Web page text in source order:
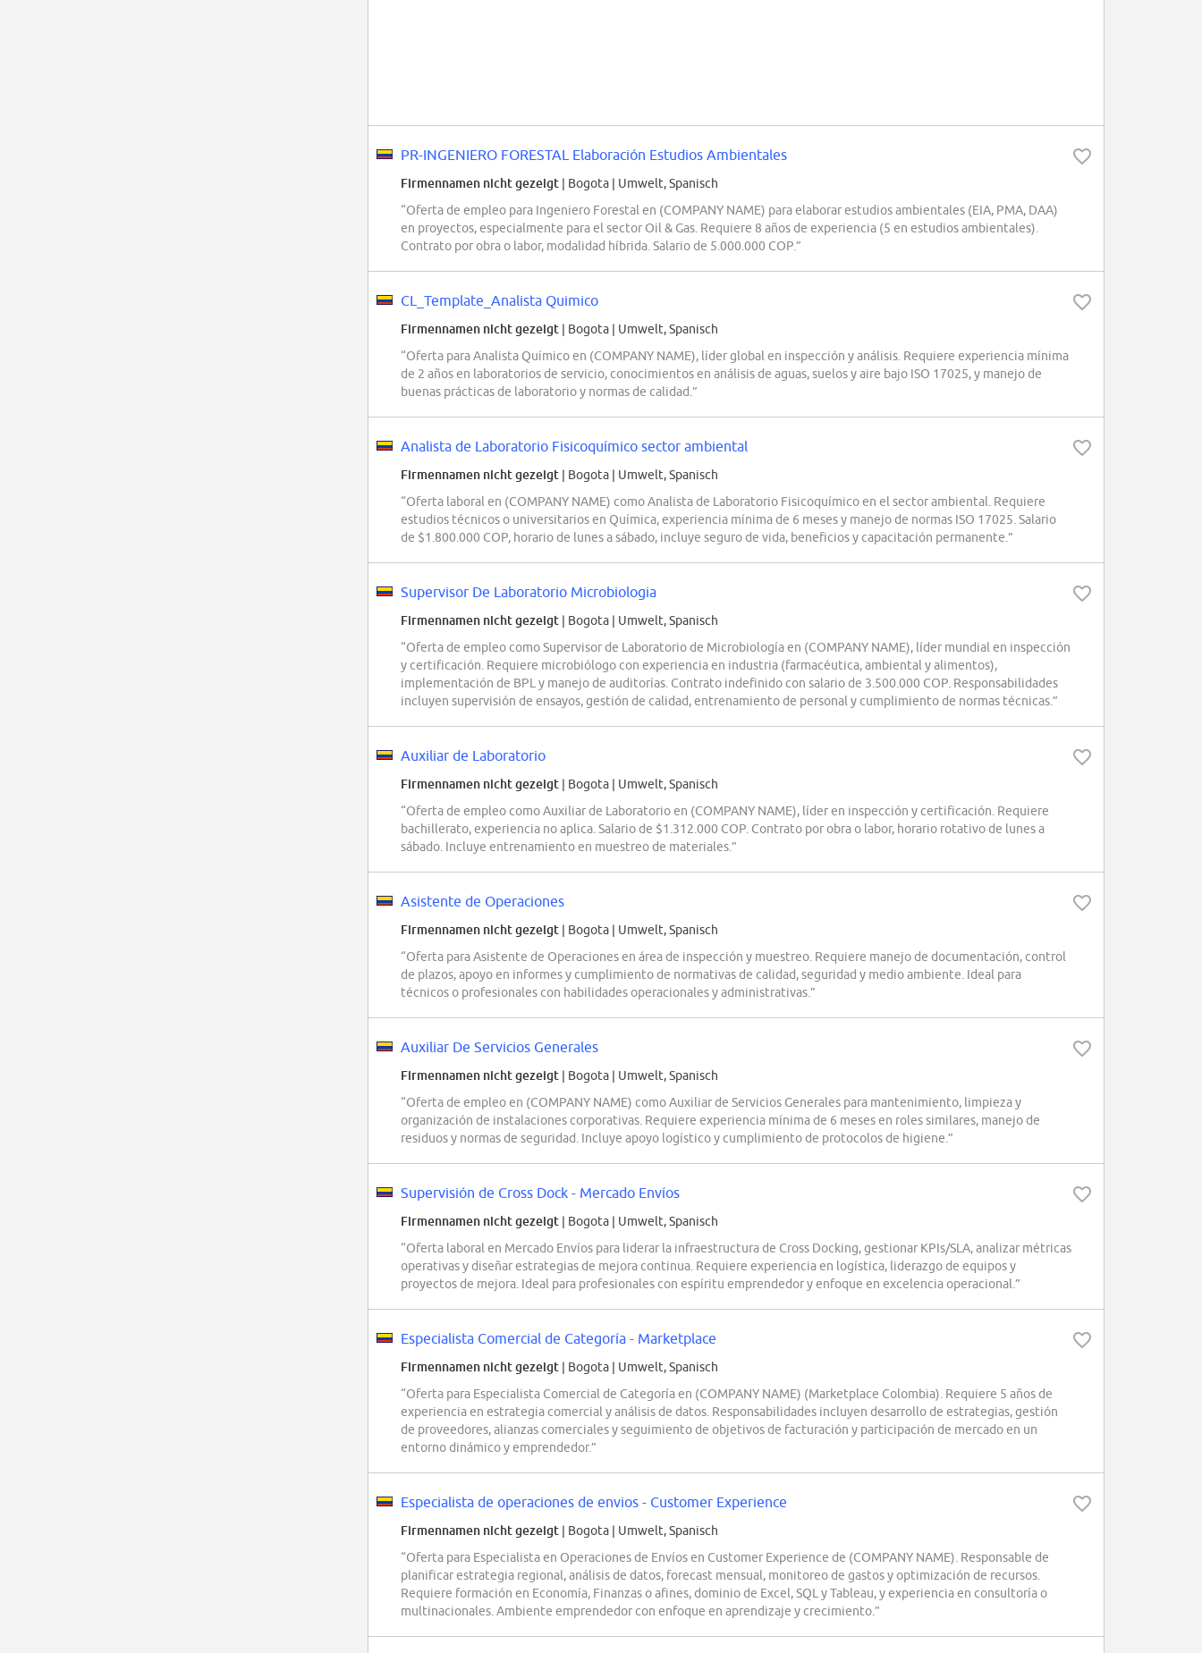
PR-INGENIERO FORESTAL Elaboración Estudios Ambientales
Firmennamen nicht gezeigt | Bogota | Umwelt, Spanisch
“Oferta de empleo para Ingeniero Forestal en (COMPANY NAME) para elaborar estudios ambientales (EIA, PMA, DAA)
en proyectos, especialmente para el sector Oil & Gas. Requiere 8 años de experiencia (5 en estudios ambientales).
Contrato por obra o labor, modalidad híbrida. Salario de 5.000.000 COP.”
CL_Template_Analista Quimico
Firmennamen nicht gezeigt | Bogota | Umwelt, Spanisch
“Oferta para Analista Químico en (COMPANY NAME), líder global en inspección y análisis. Requiere experiencia mínima
de 2 años en laboratorios de servicio, conocimientos en análisis de aguas, suelos y aire bajo ISO 17025, y manejo de
buenas prácticas de laboratorio y normas de calidad.”
Analista de Laboratorio Fisicoquímico sector ambiental
Firmennamen nicht gezeigt | Bogota | Umwelt, Spanisch
“Oferta laboral en (COMPANY NAME) como Analista de Laboratorio Fisicoquímico en el sector ambiental. Requiere
estudios técnicos o universitarios en Química, experiencia mínima de 6 meses y manejo de normas ISO 17025. Salario
de $1.800.000 COP, horario de lunes a sábado, incluye seguro de vida, beneficios y capacitación permanente.”
Supervisor De Laboratorio Microbiologia
Firmennamen nicht gezeigt | Bogota | Umwelt, Spanisch
“Oferta de empleo como Supervisor de Laboratorio de Microbiología en (COMPANY NAME), líder mundial en inspección
y certificación. Requiere microbiólogo con experiencia en industria (farmacéutica, ambiental y alimentos),
implementación de BPL y manejo de auditorías. Contrato indefinido con salario de 3.500.000 COP. Responsabilidades
incluyen supervisión de ensayos, gestión de calidad, entrenamiento de personal y cumplimiento de normas técnicas.”
Auxiliar de Laboratorio
Firmennamen nicht gezeigt | Bogota | Umwelt, Spanisch
“Oferta de empleo como Auxiliar de Laboratorio en (COMPANY NAME), líder en inspección y certificación. Requiere
bachillerato, experiencia no aplica. Salario de $1.312.000 COP. Contrato por obra o labor, horario rotativo de lunes a
sábado. Incluye entrenamiento en muestreo de materiales.”
Asistente de Operaciones
Firmennamen nicht gezeigt | Bogota | Umwelt, Spanisch
“Oferta para Asistente de Operaciones en área de inspección y muestreo. Requiere manejo de documentación, control
de plazos, apoyo en informes y cumplimiento de normativas de calidad, seguridad y medio ambiente. Ideal para
técnicos o profesionales con habilidades operacionales y administrativas.”
Auxiliar De Servicios Generales
Firmennamen nicht gezeigt | Bogota | Umwelt, Spanisch
“Oferta de empleo en (COMPANY NAME) como Auxiliar de Servicios Generales para mantenimiento, limpieza y
organización de instalaciones corporativas. Requiere experiencia mínima de 6 meses en roles similares, manejo de
residuos y normas de seguridad. Incluye apoyo logístico y cumplimiento de protocolos de higiene.”
Supervisión de Cross Dock - Mercado Envíos
Firmennamen nicht gezeigt | Bogota | Umwelt, Spanisch
“Oferta laboral en Mercado Envíos para liderar la infraestructura de Cross Docking, gestionar KPIs/SLA, analizar métricas
operativas y diseñar estrategias de mejora continua. Requiere experiencia en logística, liderazgo de equipos y
proyectos de mejora. Ideal para profesionales con espíritu emprendedor y enfoque en excelencia operacional.”
Especialista Comercial de Categoría - Marketplace
Firmennamen nicht gezeigt | Bogota | Umwelt, Spanisch
“Oferta para Especialista Comercial de Categoría en (COMPANY NAME) (Marketplace Colombia). Requiere 5 años de
experiencia en estrategia comercial y análisis de datos. Responsabilidades incluyen desarrollo de estrategias, gestión
de proveedores, alianzas comerciales y seguimiento de objetivos de facturación y participación de mercado en un
entorno dinámico y emprendedor.”
Especialista de operaciones de envios - Customer Experience
Firmennamen nicht gezeigt | Bogota | Umwelt, Spanisch
“Oferta para Especialista en Operaciones de Envíos en Customer Experience de (COMPANY NAME). Responsable de
planificar estrategia regional, análisis de datos, forecast mensual, monitoreo de gastos y optimización de recursos.
Requiere formación en Economía, Finanzas o afines, dominio de Excel, SQL y Tableau, y experiencia en consultoría o
multinacionales. Ambiente emprendedor con enfoque en aprendizaje y crecimiento.”